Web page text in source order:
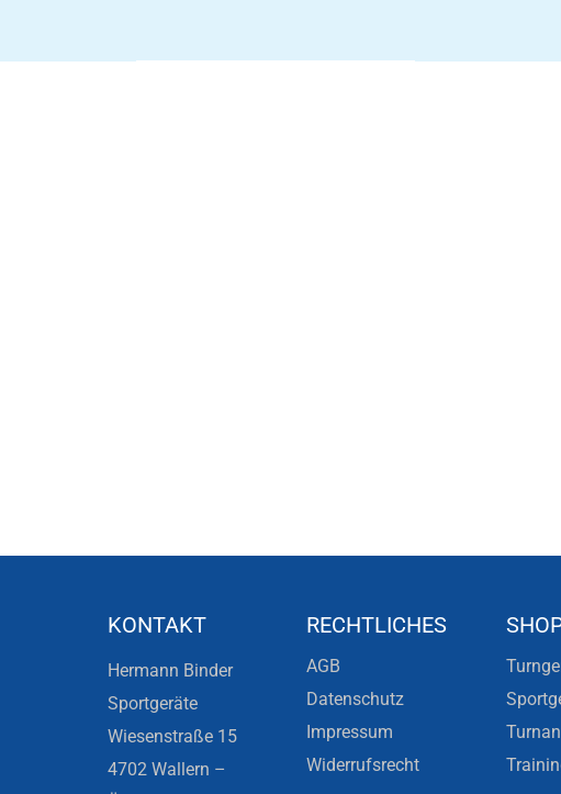
KONTAKT
Hermann Binder
Sportgeräte
Wiesenstraße 15
4702 Wallern –
RECHTLICHES
AGB
Datenschutz
Impressum
Widerrufsrecht